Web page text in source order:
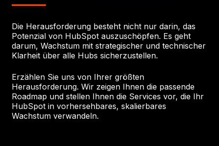
Die Herausforderung besteht nicht nur darin, das
Potenzial von HubSpot auszuschöpfen. Es geht
darum, Wachstum mit strategischer und technischer
Klarheit über alle Hubs sicherzustellen.
Erzählen Sie uns von Ihrer größten
Herausforderung. Wir zeigen Ihnen die passende
Roadmap und stellen Ihnen die Services vor, die Ihr
HubSpot in vorhersehbares, skalierbares
Wachstum verwandeln.